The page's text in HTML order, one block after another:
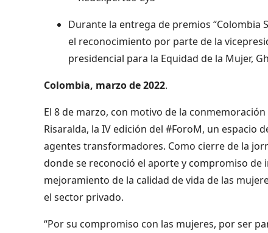
Durante la entrega de premios “Colombia
el reconocimiento por parte de la
presidencial para la Equidad de la Mujer,
Colombia, marzo de 2022.
El 8 de marzo, con motivo de la
Risaralda, la IV edición del #ForoM, un espacio
agentes transformadores. Como cierre de la
donde se reconoció el aporte y compromiso
mejoramiento de la calidad de vida de las
el sector privado.
“Por su compromiso con las mujeres, por ser